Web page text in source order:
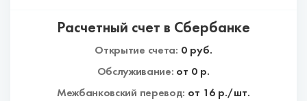
Расчетный счет в Сбербанке
Открытие счета: 0руб.
Обслуживание: от 0 р.
Межбанковский перевод: от 16 р./шт.